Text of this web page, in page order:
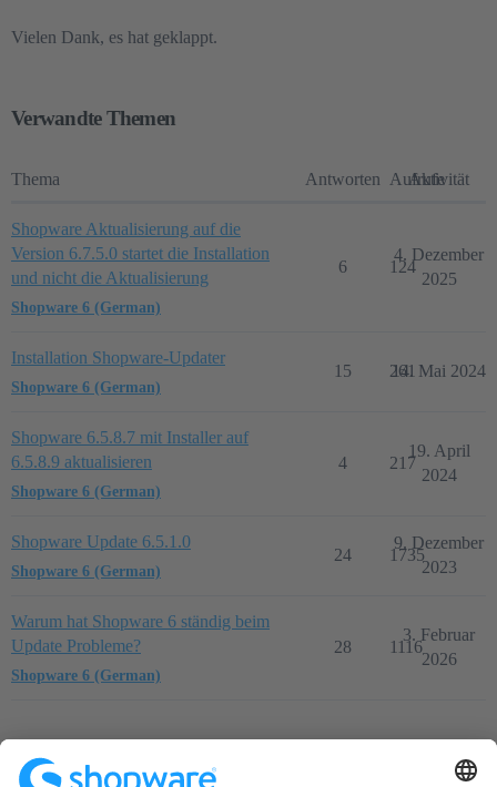
Vielen Dank, es hat geklappt.
Verwandte Themen
Thema Antworten Aufrufe
Aktivität
Shopware Aktualisierung auf die
Version 6.7.5.0 startet die Installation
und nicht die Aktualisierung
Shopware 6 (German)
6 124
4. Dezember
2025
Installation Shopware-Updater
Shopware 6 (German)
15 261
14. Mai 2024
Shopware 6.5.8.7 mit Installer auf
6.5.8.9 aktualisieren
Shopware 6 (German)
4 217
19. April
2024
Shopware Update 6.5.1.0
Shopware 6 (German)
24 1735
9. Dezember
2023
Warum hat Shopware 6 ständig beim
Update Probleme?
Shopware 6 (German)
28 1116
3. Februar
2026